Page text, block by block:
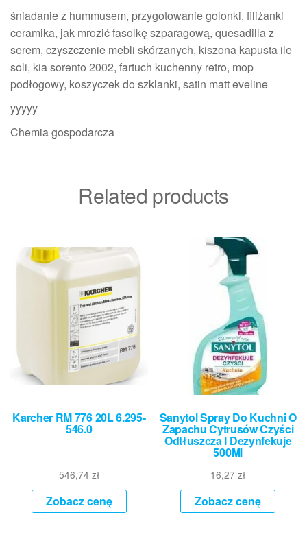
śniadanie z hummusem, przygotowanie golonki, filiżanki
ceramika, jak mrozić fasolkę szparagową, quesadilla z
serem, czyszczenie mebli skórzanych, kiszona kapusta ile
soli, kia sorento 2002, fartuch kuchenny retro, mop
podłogowy, koszyczek do szklanki, satin matt eveline
yyyyy
Chemia gospodarcza
Related products
Karcher RM 776 20L 6.295-
546.0
546,74 zł
Zobacz cenę
Sanytol Spray Do Kuchni O
Zapachu Cytrusów Czyści
Odtłuszcza I Dezynfekuje
500Ml
16,27zł
Zobacz cenę